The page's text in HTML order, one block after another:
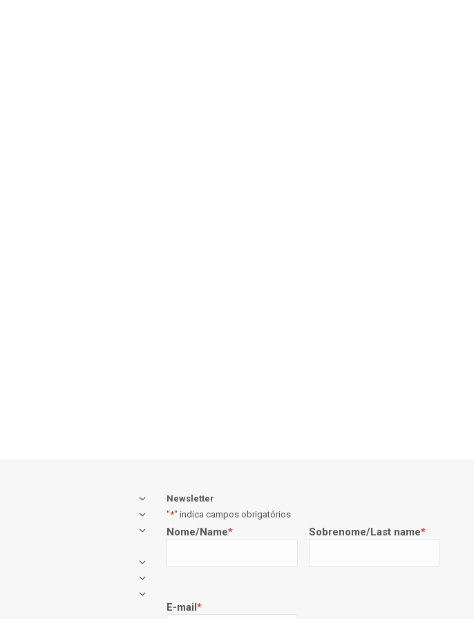
Newsletter
"*" indica campos obrigatórios
Nome/Name* Sobrenome/Last name*
E-mail*